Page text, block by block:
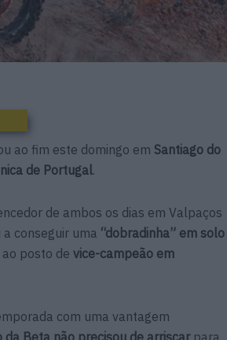
ao fim este domingo em Santiago do
de Portugal.
de ambos os dias em Valpaços
conseguir uma “dobradinha” em solo
posto de vice-campeão em
com uma vantagem
da Beta não precisou de arriscar para